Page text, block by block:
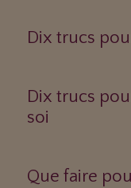
Dix trucs
Dix trucs
soi
Que faire